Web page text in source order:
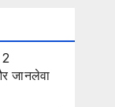
जानलेवा